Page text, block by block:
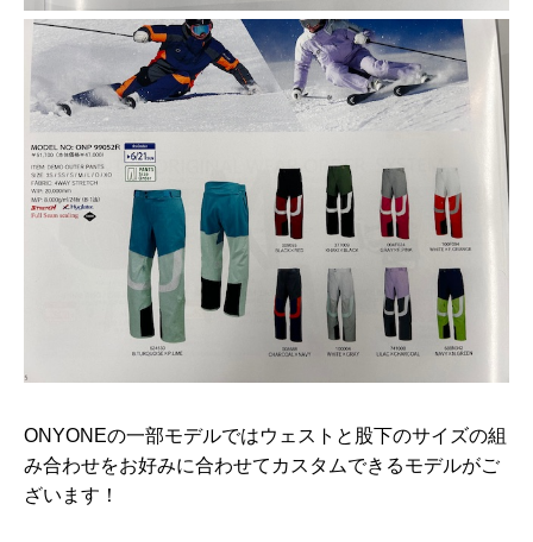
ONYONEの一部モデルではウェストと股下のサイズの組
み合わせをお好みに合わせてカスタムできるモデルがご
ざいます！